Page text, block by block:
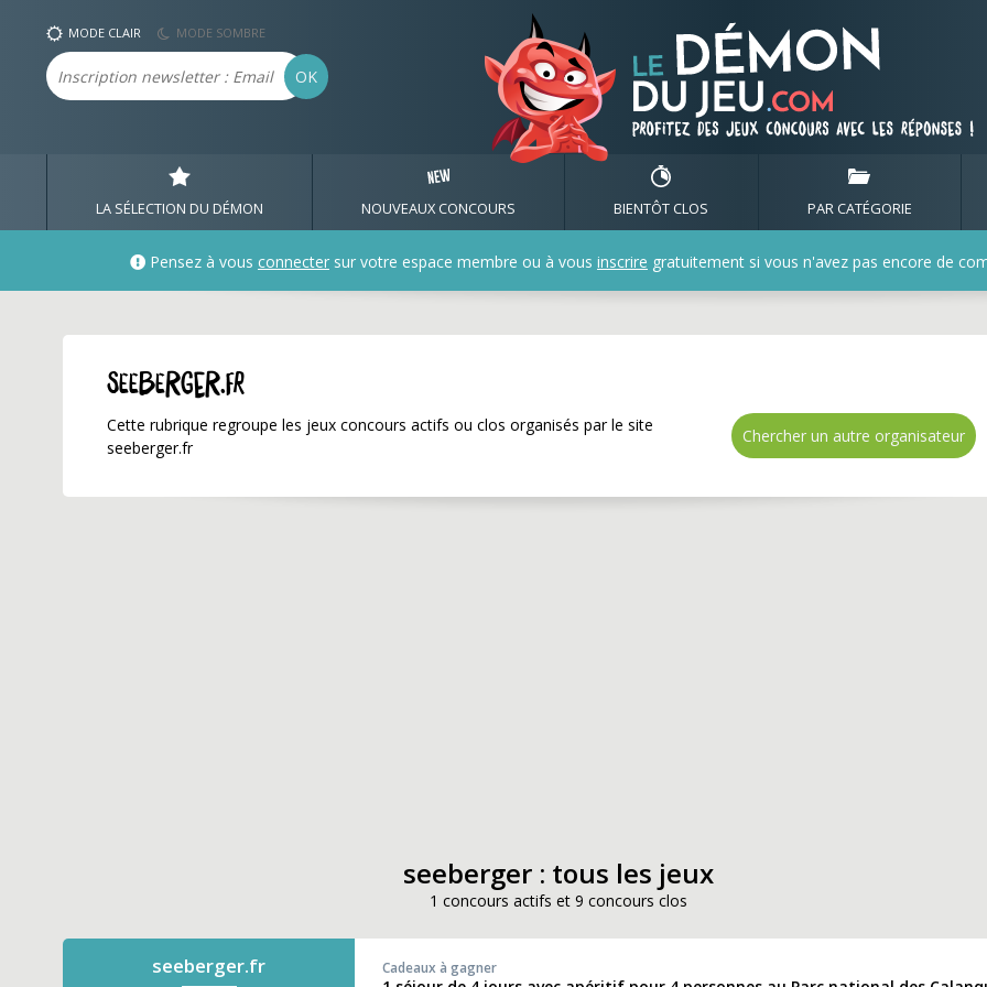
seeberger.fr ✅ Gagnez de nombreux cadeaux
MODE CLAIR MODE SOMBRE
Email OK
LA SÉLECTION DU DÉMON NOUVEAUX CONCOURS BIENTÔT CLOS PAR CATÉGORIE
Pensez à vous connecter sur votre espace membre ou à vous inscrire gratuitement si vous n'avez pas encore de
seeberger.fr
Cette rubrique regroupe les jeux concours actifs ou clos organisés par le site
seeberger.fr
Chercher un autre organisateur
seeberger : tous les jeux
1 concours actifs et 9 concours clos
seeberger.fr Cadeaux à gagner